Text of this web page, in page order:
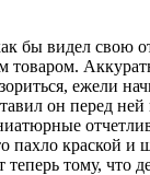
бы видел свою
товаром.
ежели
он перед
пахло краской
тому, что